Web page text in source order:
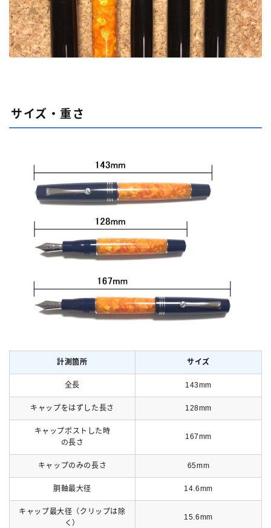
サイズ・重さ
計測箇所 サイズ
全長 143mm
キャップをはずした長さ 128mm
キャップポストした時
の長さ
167mm
キャップのみの長さ 65mm
胴軸最大径 14.6mm
キャップ最大径（クリップは除
く）
15.6mm